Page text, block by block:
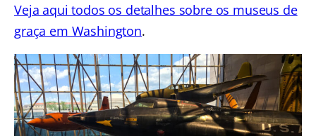
Veja aqui todos os detalhes sobre os museus de
graça em Washington.